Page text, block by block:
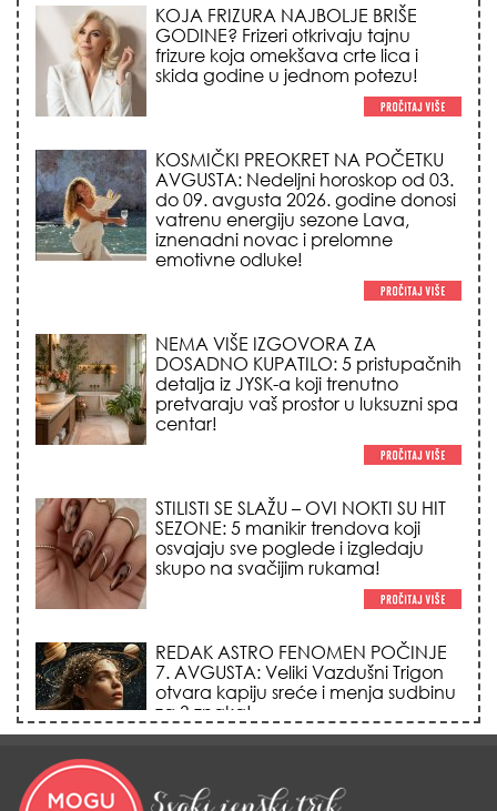
KOSMIČKI PREOKRET NA POČETKU
AVGUSTA: Nedeljni horoskop od 03.
do 09. avgusta 2026. godine donosi
vatrenu energiju sezone Lava,
iznenadni novac i prelomne
NEMA VIŠE IZGOVORA ZA
DOSADNO KUPATILO: 5 pristupačnih
detalja iz JYSK-a koji trenutno
pretvaraju vaš prostor u luksuzni spa
STILISTI SE SLAŽU – OVI NOKTI SU HIT
SEZONE: 5 manikir trendova koji
osvajaju sve poglede i izgledaju
skupo na svačijim rukama!
REDAK ASTRO FENOMEN POČINJE
7. AVGUSTA: Veliki Vazdušni Trigon
otvara kapiju sreće i menja sudbinu
za 3 znaka!
LJUDI U SRBIJI MASOVNO KUPUJU
OVO ČUDO OD 200 DINARA: Trik sa
peškirom i ledom koji rashlađuje stan
na +35 za 10 minuta (BEZ KLIME)!
DATUMI KOJI MENJAJU SUDBINU: